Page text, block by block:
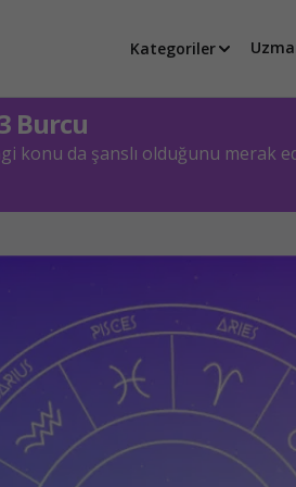
Kategoriler
Burcu
konu da şanslı olduğunu merak